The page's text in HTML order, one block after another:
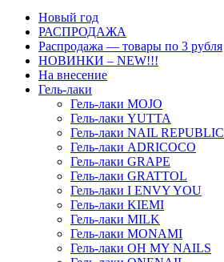
Новый год
РАСПРОДАЖА
Распродажа — товары по 3 рубля
НОВИНКИ – NEW!!!
На внесение
Гель-лаки
Гель-лаки MOJO
Гель-лаки YUTTA
Гель-лаки NAIL REPUBLIC
Гель-лаки ADRICOCO
Гель-лаки GRAPE
Гель-лаки GRATTOL
Гель-лаки I ENVY YOU
Гель-лаки KIEMI
Гель-лаки MILK
Гель-лаки MONAMI
Гель-лаки OH MY NAILS